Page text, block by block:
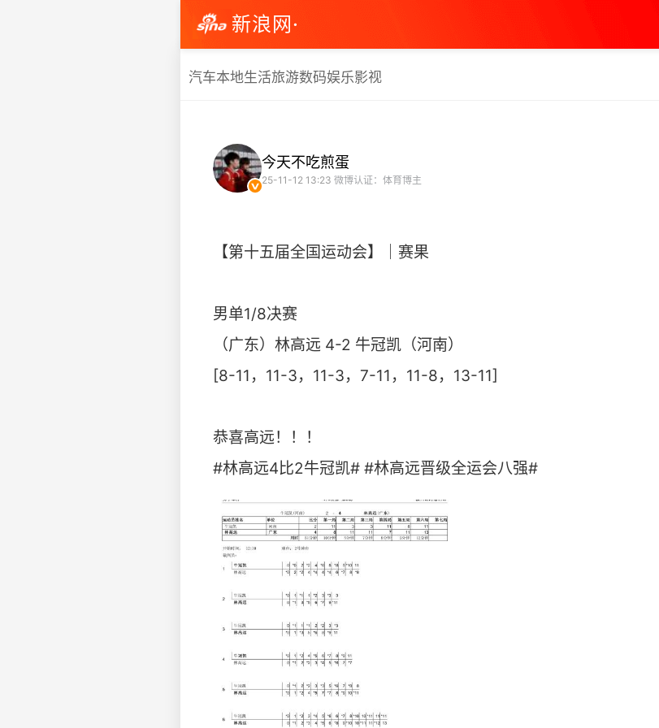
新浪网·
汽车本地生活旅游数码娱乐影视
今天不吃煎蛋
25-11-12 13:23 微博认证：体育博主
【第十五届全国运动会】｜赛果
男单1/8决赛
（广东）林高远 4-2 牛冠凯（河南）
[8-11，11-3，11-3，7-11，11-8，13-11]
恭喜高远！！！ ​​​​
#林高远4比2牛冠凯# #林高远晋级全运会八强# ​​​​